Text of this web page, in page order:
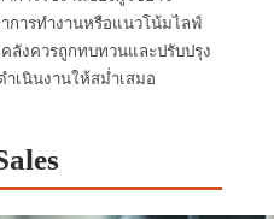
การทำงานหรือแนวโน้มไลฟ์
ลังควรถูกทบทวนและปรับปรุง
ำเนินงานให้สม่ำเสมอ